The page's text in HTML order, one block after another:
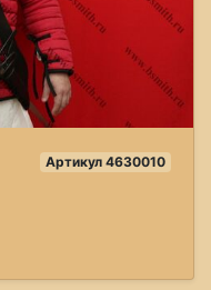
Артикул 4630010